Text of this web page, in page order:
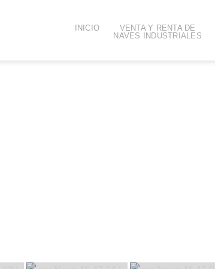
INICIO
VENTA Y RENTA DE
NAVES INDUSTRIALES